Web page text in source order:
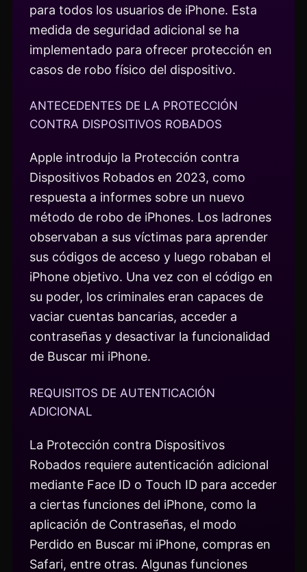
para todos los usuarios de iPhone. Esta
medida de seguridad adicional se ha
implementado para ofrecer protección en
casos de robo físico del dispositivo.
ANTECEDENTES DE LA PROTECCIÓN
CONTRA DISPOSITIVOS ROBADOS
Apple introdujo la Protección contra
Dispositivos Robados en 2023, como
respuesta a informes sobre un nuevo
método de robo de iPhones. Los ladrones
observaban a sus víctimas para aprender
sus códigos de acceso y luego robaban el
iPhone objetivo. Una vez con el código en
su poder, los criminales eran capaces de
vaciar cuentas bancarias, acceder a
contraseñas y desactivar la funcionalidad
de Buscar mi iPhone.
REQUISITOS DE AUTENTICACIÓN
ADICIONAL
La Protección contra Dispositivos
Robados requiere autenticación adicional
mediante Face ID o Touch ID para acceder
a ciertas funciones del iPhone, como la
aplicación de Contraseñas, el modo
Perdido en Buscar mi iPhone, compras en
Safari, entre otras. Algunas funciones